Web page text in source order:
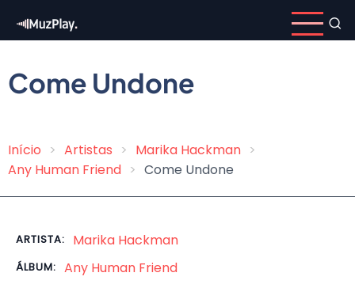
para
conteúdo
principal
Come Undone
Trilha
Início Artistas
Marika Hackman
Any Human Friend
Come Undone
ARTISTA: Marika Hackman
ÁLBUM: Any Human Friend